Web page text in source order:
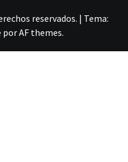
reservados. | Tema:
porAF themes.